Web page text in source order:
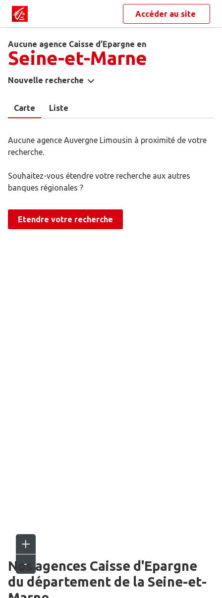
Accéder au site
Aucune agence Caisse d’Epargne en
Seine-et-Marne
Nouvelle recherche
Carte Liste
Aucune agence Auvergne Limousin à proximité de votre
recherche.
Souhaitez-vous étendre votre recherche aux autres
banques régionales ?
Etendre votre recherche
Nos agences Caisse d'Epargne
du département de la Seine-et-